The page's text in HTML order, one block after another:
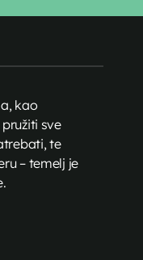
kao
sve
te
– temelj je